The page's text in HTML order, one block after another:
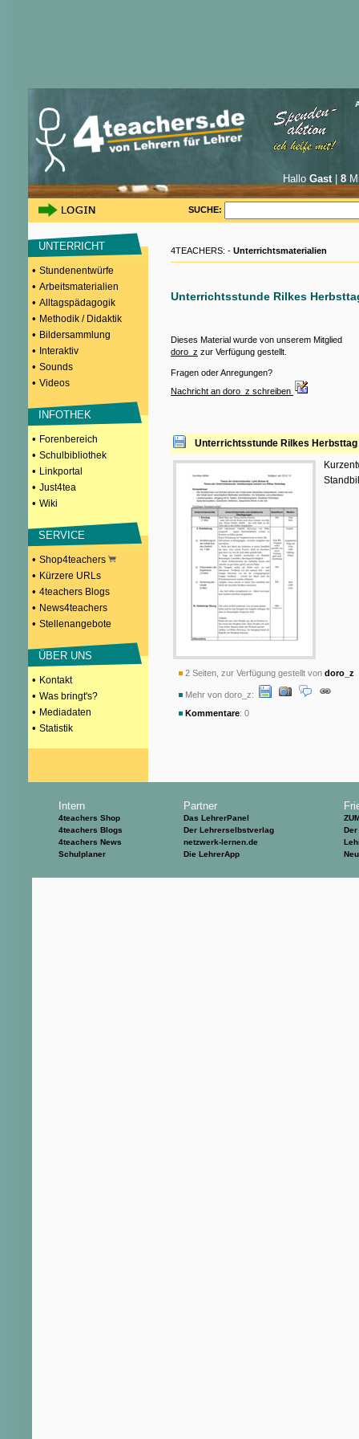
Hallo Gast| 8
SUCHE:
UNTERRICHT
• Stundenentwürfe
• Arbeitsmaterialien
• Alltagspädagogik
• Methodik / Didaktik
• Bildersammlung
• Interaktiv
• Sounds
• Videos
INFOTHEK
• Forenbereich
• Schulbibliothek
• Linkportal
• Just4tea
• Wiki
SERVICE
• Shop4teachers
• Kürzere URLs
• 4teachers Blogs
• News4teachers
• Stellenangebote
ÜBER UNS
• Kontakt
• Was bringt's?
• Mediadaten
• Statistik
4TEACHERS: - Unterrichtsmaterialien
Unterrichtsstunde Rilkes
Dieses Material wurde von unserem Mitglied
doro_z zur Verfügung gestellt.
Fragen oder Anregungen?
Nachricht an doro_z schreiben
Unterrichtsstunde Rilkes Herbsttag
2 Seiten, zur Verfügung gestellt von doro_z
Mehr von doro_z:
Kommentare: 0
Intern
4teachers Shop
4teachers Blogs
4teachers News
Schulplaner
Partner
Das LehrerPanel
Der Lehrerselbstverlag
netzwerk-lernen.de
Die LehrerApp